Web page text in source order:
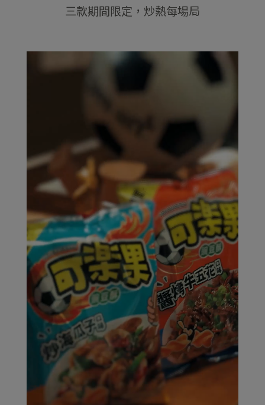
三款期間限定，炒熱每場局